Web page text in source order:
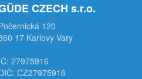
CZECH s.r.o.
120
17 Karlovy Vary
27975916
CZ27975916